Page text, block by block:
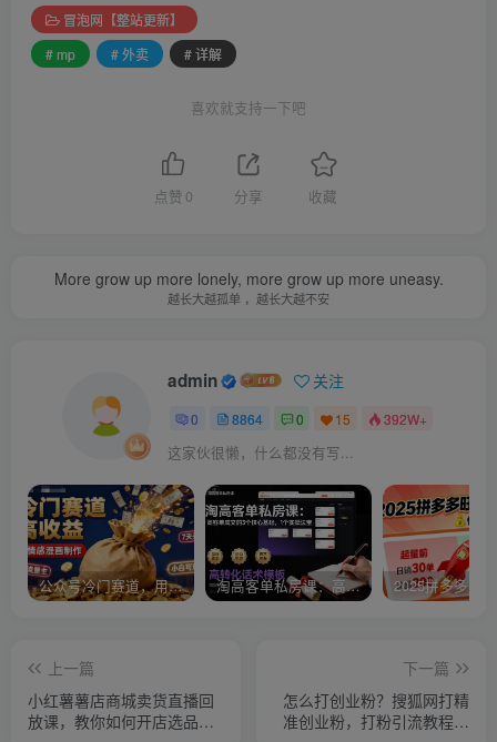
冒泡网【整站更新】
# mp
# 外卖 # 详解
喜欢就支持一下吧
点赞 0 分享 收藏
More grow up more lonely, more grow up more uneasy.
越长大越孤单 ，越长大越不安
admin 关注
0 8864 0 15 392W+
这家伙很懒，什么都没有写...
公众号冷门赛道，用AI做情感漫画，7天开通流量主，操作简单，小白可玩 淘高客单私房课：高客单成交的3个核心基础，1个实操法宝
上一篇
小红薯薯店商城卖货直播回
放课，教你如何开店选品、
下一篇
怎么打创业粉？搜狐网打精
准创业粉，打粉引流教程，